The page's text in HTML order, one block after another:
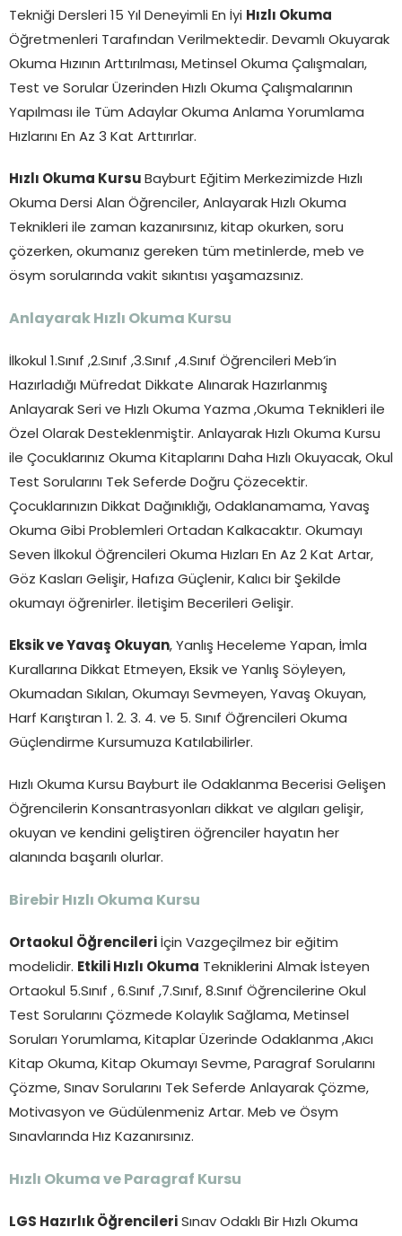
Tekniği Dersleri 15 Yıl Deneyimli En İyi Hızlı Okuma
Öğretmenleri Tarafından Verilmektedir. Devamlı Okuyarak
Okuma Hızının Arttırılması, Metinsel Okuma Çalışmaları,
Test ve Sorular Üzerinden Hızlı Okuma Çalışmalarının
Yapılması ile Tüm Adaylar Okuma Anlama Yorumlama
Hızlarını En Az 3 Kat Arttırırlar.
Hızlı Okuma Kursu Bayburt Eğitim Merkezimizde Hızlı
Okuma Dersi Alan Öğrenciler, Anlayarak Hızlı Okuma
Teknikleri ile zaman kazanırsınız, kitap okurken, soru
çözerken, okumanız gereken tüm metinlerde, meb ve
ösym sorularında vakit sıkıntısı yaşamazsınız.
Anlayarak Hızlı Okuma Kursu
İlkokul 1.Sınıf ,2.Sınıf ,3.Sınıf ,4.Sınıf Öğrencileri Meb’in
Hazırladığı Müfredat Dikkate Alınarak Hazırlanmış
Anlayarak Seri ve Hızlı Okuma Yazma ,Okuma Teknikleri ile
Özel Olarak Desteklenmiştir. Anlayarak Hızlı Okuma Kursu
ile Çocuklarınız Okuma Kitaplarını Daha Hızlı Okuyacak, Okul
Test Sorularını Tek Seferde Doğru Çözecektir.
Çocuklarınızın Dikkat Dağınıklığı, Odaklanamama, Yavaş
Okuma Gibi Problemleri Ortadan Kalkacaktır. Okumayı
Seven İlkokul Öğrencileri Okuma Hızları En Az 2 Kat Artar,
Göz Kasları Gelişir, Hafıza Güçlenir, Kalıcı bir Şekilde
okumayı öğrenirler. İletişim Becerileri Gelişir.
Eksik ve Yavaş Okuyan, Yanlış Heceleme Yapan, İmla
Kurallarına Dikkat Etmeyen, Eksik ve Yanlış Söyleyen,
Okumadan Sıkılan, Okumayı Sevmeyen, Yavaş Okuyan,
Harf Karıştıran 1. 2. 3. 4. ve 5. Sınıf Öğrencileri Okuma
Güçlendirme Kursumuza Katılabilirler.
Hızlı Okuma Kursu Bayburt ile Odaklanma Becerisi Gelişen
Öğrencilerin Konsantrasyonları dikkat ve algıları gelişir,
okuyan ve kendini geliştiren öğrenciler hayatın her
alanında başarılı olurlar.
Birebir Hızlı Okuma Kursu
Ortaokul Öğrencileri
İçin Vazgeçilmez bir eğitim
modelidir. Etkili Hızlı Okuma Tekniklerini Almak İsteyen
Ortaokul 5.Sınıf , 6.Sınıf ,7.Sınıf, 8.Sınıf Öğrencilerine Okul
Test Sorularını Çözmede Kolaylık Sağlama, Metinsel
Soruları Yorumlama, Kitaplar Üzerinde Odaklanma ,Akıcı
Kitap Okuma, Kitap Okumayı Sevme, Paragraf Sorularını
Çözme, Sınav Sorularını Tek Seferde Anlayarak Çözme,
Motivasyon ve Güdülenmeniz Artar. Meb ve Ösym
Sınavlarında Hız Kazanırsınız.
Hızlı Okuma ve Paragraf Kursu
LGS Hazırlık Öğrencileri Sınav Odaklı Bir Hızlı Okuma